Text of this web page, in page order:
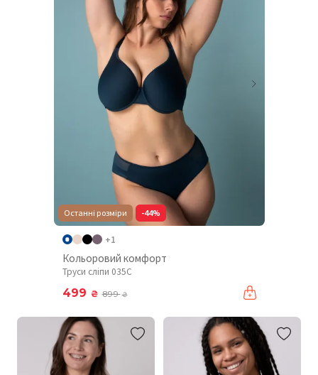
Останні розміри -44%
+1
Кольоровий комфорт
Труси сліпи 035C
499 ₴ 899₴